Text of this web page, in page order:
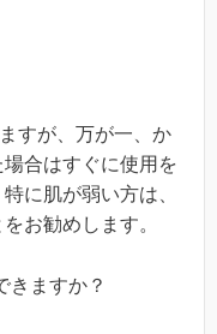
すが、万が一、か
合はすぐに使用を
に肌が弱い方は、
お勧めします。
きますか？